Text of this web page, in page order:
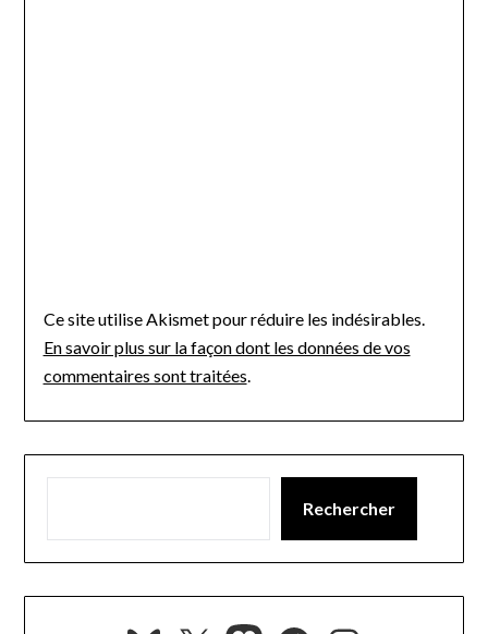
Ce site utilise Akismet pour réduire les indésirables.
En savoir plus sur la façon dont les données de vos
commentaires sont traitées.
Rechercher